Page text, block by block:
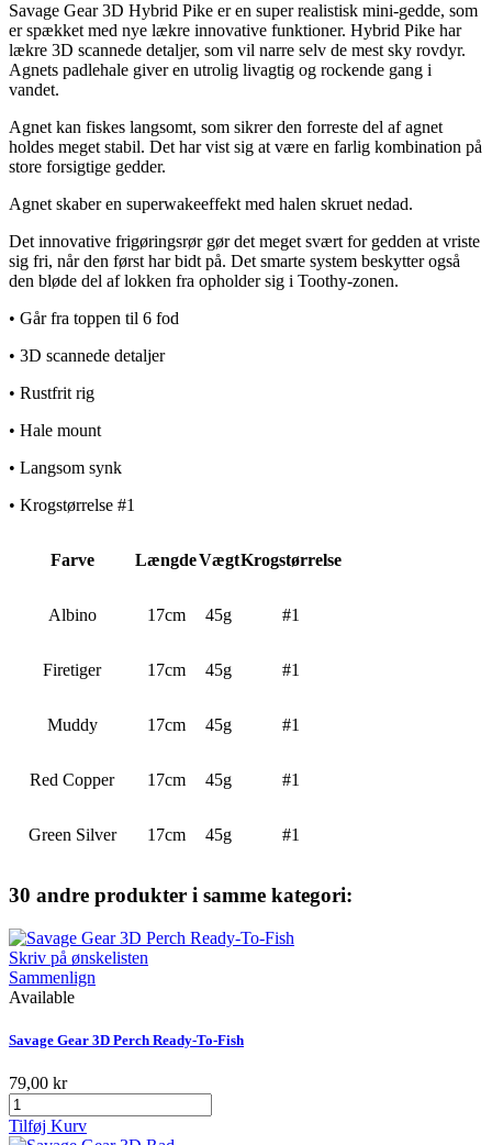
Savage Gear 3D Hybrid Pike er en super realistisk mini-gedde, som
er spækket med nye lækre innovative funktioner. Hybrid Pike har
lækre 3D scannede detaljer, som vil narre selv de mest sky rovdyr.
Agnets padlehale giver en utrolig livagtig og rockende gang i
vandet.
Agnet kan fiskes langsomt, som sikrer den forreste del af agnet
holdes meget stabil. Det har vist sig at være en farlig kombination på
store forsigtige gedder.
Agnet skaber en superwakeeffekt med halen skruet nedad.
Det innovative frigøringsrør gør det meget svært for gedden at vriste
sig fri, når den først har bidt på. Det smarte system beskytter også
den bløde del af lokken fra opholder sig i Toothy-zonen.
• Går fra toppen til 6 fod
• 3D scannede detaljer
• Rustfrit rig
• Hale mount
• Langsom synk
• Krogstørrelse #1
Farve LængdeVægtKrogstørrelse
Albino 17cm 45g #1
Firetiger 17cm 45g #1
Muddy 17cm 45g #1
Red Copper 17cm 45g #1
Green Silver 17cm 45g #1
30 andre produkter i samme kategori:
Skriv på ønskelisten
Sammenlign
Available
Savage Gear 3D Perch Ready-To-Fish
79,00 kr
Tilføj Kurv